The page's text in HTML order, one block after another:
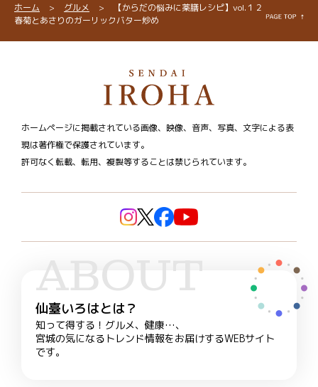
ホーム > グルメ >
【からだの悩みに薬膳レシピ】vol.１２
春菊とあさりのガーリックバター炒め
ホームページに掲載されている画像、映像、音声、写真、文字による表
現は著作権で保護されています。
許可なく転載、転用、複製等することは禁じられています。
ABOUT
仙臺いろはとは？
知って得する！グルメ、健康…、
宮城の気になるトレンド情報をお届けするWEBサイト
です。